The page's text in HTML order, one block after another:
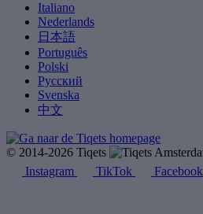
Italiano
Nederlands
日本語
Português
Polski
Русский
Svenska
中文
© 2014-2026 Tiqets
Instagram
TikTok Facebook